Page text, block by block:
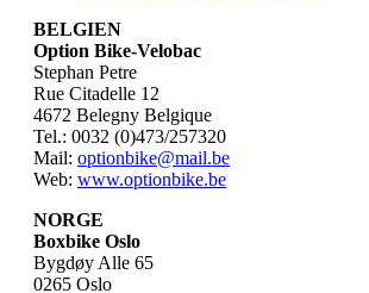
BELGIEN
Option Bike-Velobac
Stephan Petre
Rue Citadelle 12
4672 Belegny Belgique
Tel.: 0032 (0)473/257320
Mail: optionbike@mail.be
Web: www.optionbike.be
NORGE
Boxbike Oslo
Bygdøy Alle 65
0265 Oslo